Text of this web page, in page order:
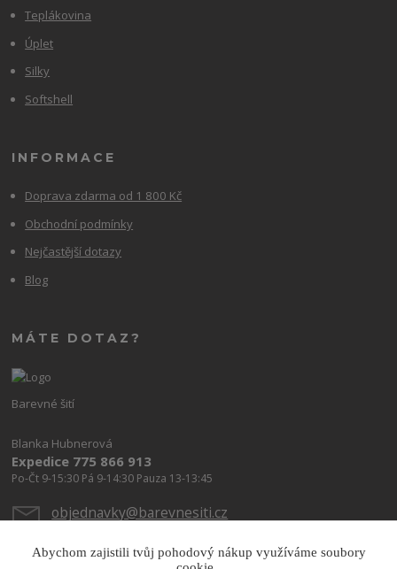
Teplákovina
Úplet
Silky
Softshell
INFORMACE
Doprava zdarma od 1 800 Kč
Obchodní podmínky
Nejčastější dotazy
Blog
MÁTE DOTAZ?
Barevné šití
Blanka Hubnerová
Expedice 775 866 913
Po-Čt 9-15:30 Pá 9-14:30 Pauza 13-13:45
objednavky@barevnesiti.cz
Abychom zajistili tvůj pohodový nákup využíváme soubory